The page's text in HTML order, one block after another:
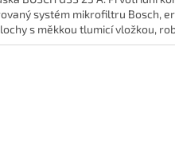
systém mikrofiltru Bosch,
s měkkou tlumicí vložkou,